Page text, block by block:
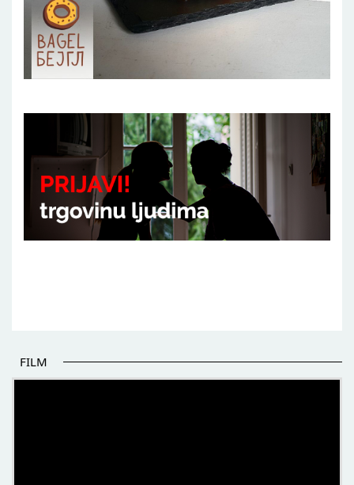
FILM